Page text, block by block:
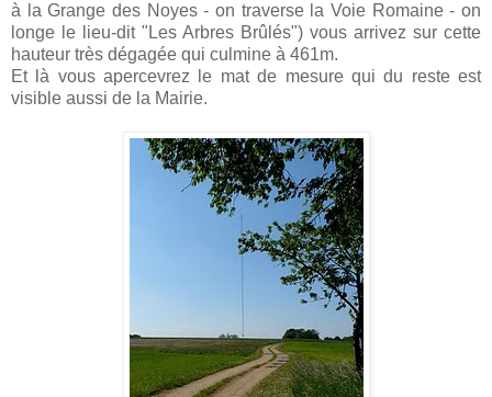
à la Grange des Noyes - on traverse la Voie Romaine - on
longe le lieu-dit "Les Arbres Brûlés") vous arrivez sur cette
hauteur très dégagée qui culmine à 461m.
Et là vous apercevrez le mat de mesure qui du reste est
visible aussi de la Mairie.